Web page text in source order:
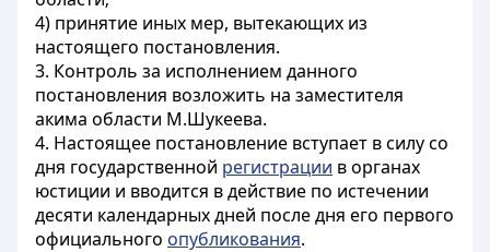
4) принятие иных мер, вытекающих из
настоящего постановления.
3. Контроль за исполнением данного
постановления возложить на заместителя
акима области М.Шукеева.
4. Настоящее постановление вступает в силу со
дня государственной регистрации в органах
юстиции и вводится в действие по истечении
десяти календарных дней после дня его первого
официального опубликования.